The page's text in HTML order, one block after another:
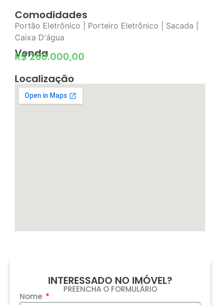
Comodidades
Portão Eletrônico | Porteiro Eletrônico | Sacada |
Caixa D'água
Venda
R$ 260.000,00
Localização
INTERESSADO NO IMÓVEL?
PREENCHA O FORMULÁRIO
Nome